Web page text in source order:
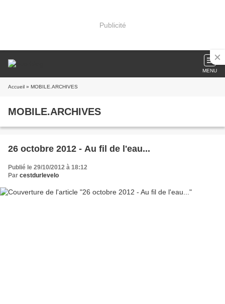
Publicité
MENU
Accueil » MOBILE.ARCHIVES
MOBILE.ARCHIVES
26 octobre 2012 - Au fil de l'eau...
Publié le 29/10/2012 à 18:12
Par cestdurlevelo